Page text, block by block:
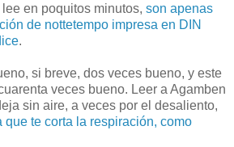
en poquitos minutos, son apenas
de nottetempo impresa en DIN
.
si breve, dos veces bueno, y este
veces bueno. Leer a Agamben
sin aire, a veces por el desaliento,
que te corta la respiración, como